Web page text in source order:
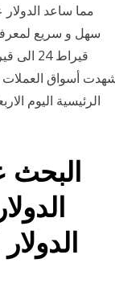
مما ساعد
سهل و سريع